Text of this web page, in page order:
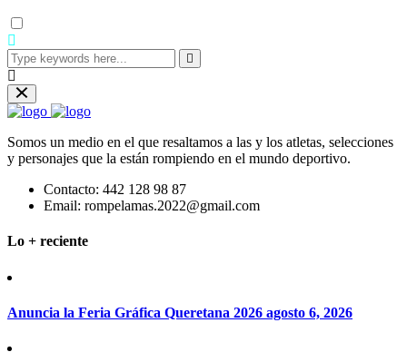
Somos un medio en el que resaltamos a las y los atletas, selecciones
y personajes que la están rompiendo en el mundo deportivo.
Contacto: 442 128 98 87
Email: rompelamas.2022@gmail.com
Lo + reciente
Anuncia la Feria Gráfica Queretana 2026 agosto 6, 2026